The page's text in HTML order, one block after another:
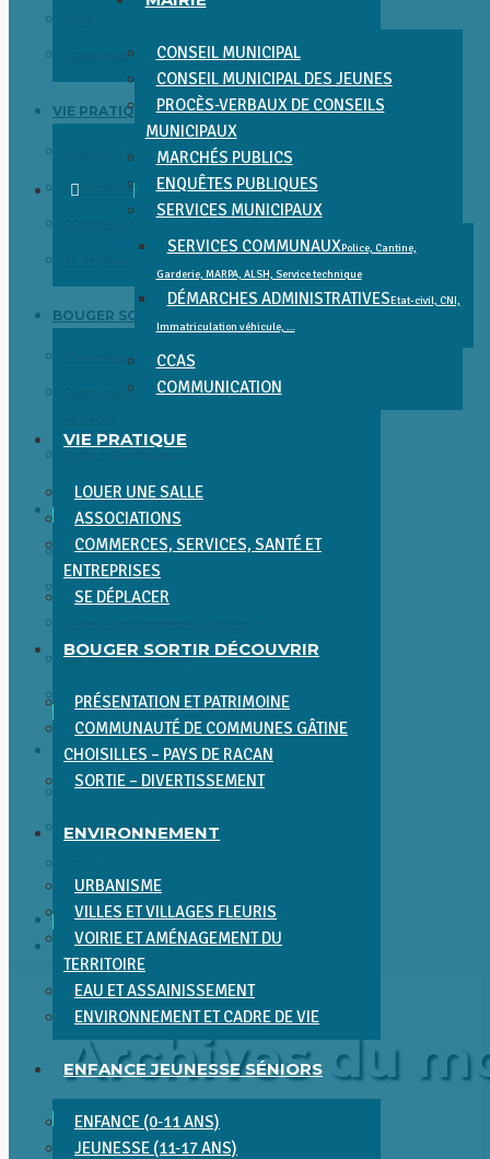
CONSEIL MUNICIPAL
CONSEIL MUNICIPAL DES JEUNES
PROCÈS-VERBAUX DE CONSEILS
MUNICIPAUX
MARCHÉS PUBLICS
ENQUÊTES PUBLIQUES
SERVICES MUNICIPAUX
SERVICES COMMUNAUXPolice, Cantine,
Garderie, MARPA, ALSH, Service technique
DÉMARCHES ADMINISTRATIVESEtat-civil, CNI,
Immatriculation véhicule, …
CCAS
COMMUNICATION
VIE PRATIQUE
LOUER UNE SALLE
ASSOCIATIONS
COMMERCES, SERVICES, SANTÉ ET
ENTREPRISES
SE DÉPLACER
BOUGER SORTIR DÉCOUVRIR
PRÉSENTATION ET PATRIMOINE
COMMUNAUTÉ DE COMMUNES GÂTINE
CHOISILLES – PAYS DE RACAN
SORTIE – DIVERTISSEMENT
ENVIRONNEMENT
URBANISME
VILLES ET VILLAGES FLEURIS
VOIRIE ET AMÉNAGEMENT DU
TERRITOIRE
EAU ET ASSAINISSEMENT
ENVIRONNEMENT ET CADRE DE VIE
ENFANCE JEUNESSE SÉNIORS
ENFANCE (0-11 ANS)
JEUNESSE (11-17 ANS)
Communication
VIE PRATIQUE
Louer une salle
Associations
BOUGER SORTIR DÉCOUVRIR
Présentation et Patrimoine
Communauté de Communes Gâtine Choisilles – Pays
ENVIRONNEMENT
Urbanisme
Villes et villages fleuris
Eau et Assainissement
Environnement et Cadre de Vie
ENFANCE JEUNESSE SÉNIORS
Enfance (0-11 ans)
Jeunesse (11-17 ans)
ACTUALITÉS
CONTACT
Archives du
Vous êtes ici :